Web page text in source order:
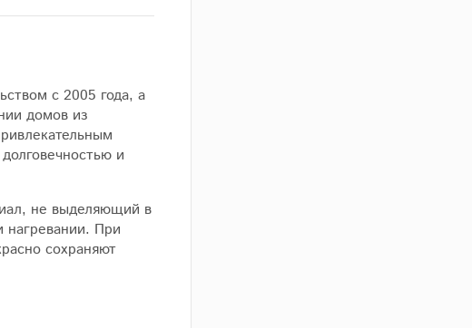
с 2005 года, а
домов из
и
не выделяющий в
При
сохраняют